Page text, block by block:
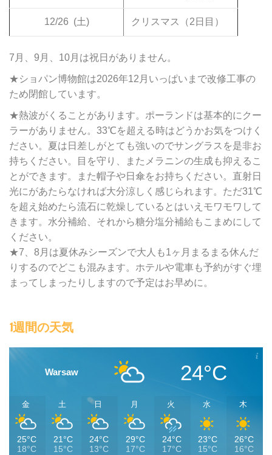
12/26 (土) クリスマス（2日目）
7月、9月、10月は祝日がありません。
★ショパン博物館は2026年12月いっぱいまで改修工事の
ため閉館しています。
★熱波がくることがあります。ポーランドは基本的にクー
ラーがありません。33℃を超える時はどうかお気をつけく
ださい。夏は日差しがとても強いのでサングラスを是非お
持ちください。目を守り、またメラニンの生成も抑えるこ
とができます。また帽子や日傘をお持ちください。直射日
光にがあたらなければ大分涼しく感じられます。ただ31℃
を超え始めたら流石に乾燥しているとはいえモワモワして
きます。水分補給、それから糖分塩分補給もこまめにして
ください。
★7、8月は夏休みシーズンで大人も1ヶ月まるまる休んだ
りするのでどこも混みます。ホテルや電車も予約がすぐ埋
まってしまったりしますので予定はお早めに。
1週間の天気
Warsaw 24°C
金
25°C
18°C
土
21°C
15°C
日
24°C
13°C
月
29°C
17°C
火
24°C
17°C
水
23°C
15°C
木
26°C
16°C